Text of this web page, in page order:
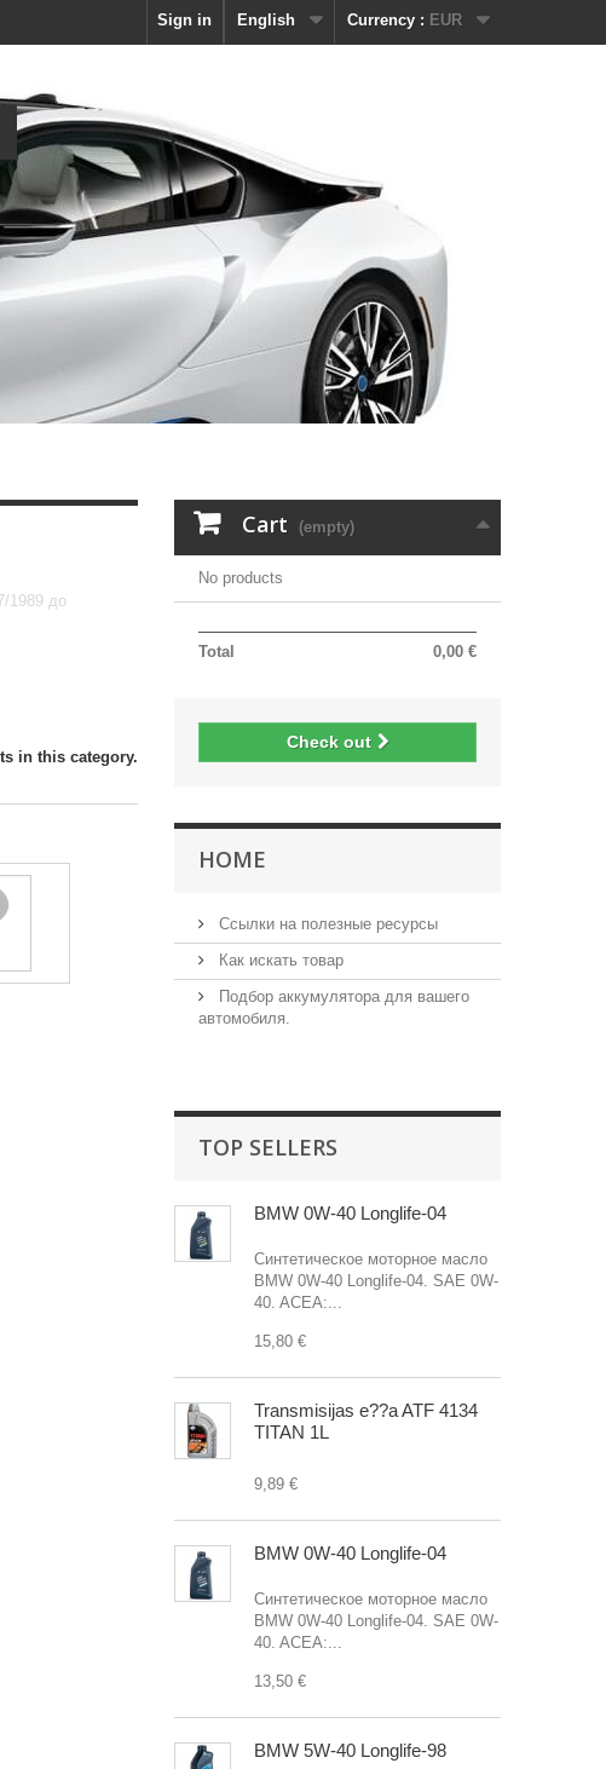
Currency : EUR
English
Sign in
1989 до
in this category.
Cart (empty)
No products
0,00 €
Total
Check out
HOME
Ссылки на полезные ресурсы
Как искать товар
Подбор аккумулятора для вашего
автомобиля.
TOP SELLERS
BMW 0W-40 Longlife-04
Синтетическое моторное масло
BMW 0W-40 Longlife-04. SAE 0W-
40. ACEA:...
15,80 €
Transmisijas e??a ATF 4134
TITAN 1L
9,89 €
BMW 0W-40 Longlife-04
Синтетическое моторное масло
BMW 0W-40 Longlife-04. SAE 0W-
40. ACEA:...
13,50 €
BMW 5W-40 Longlife-98